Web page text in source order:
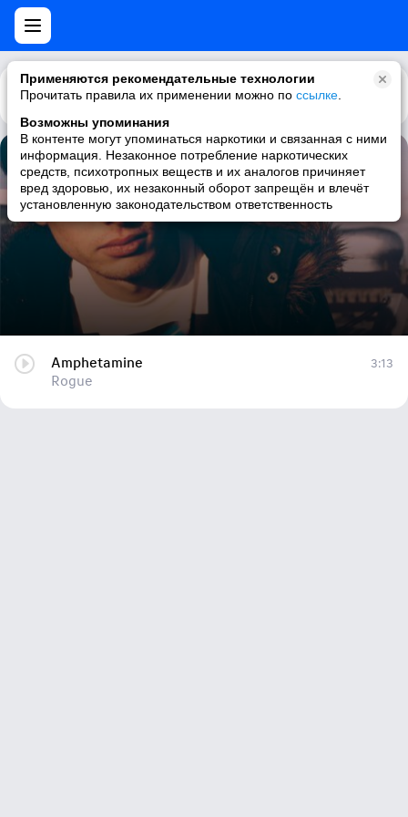
Применяются рекомендательные технологии
Прочитать правила их применении можно по ссылке
Возможны упоминания
В контенте могут упоминаться наркотики и связанная с ними
информация. Незаконное потребление наркотических
средств, психотропных веществ и их аналогов причиняет
вред здоровью, их незаконный оборот запрещён и влечёт
установленную законодательством ответственность
Каталог Рекомендации
Amphetamine
Rogue
Amphetamine
Rogue
3:13